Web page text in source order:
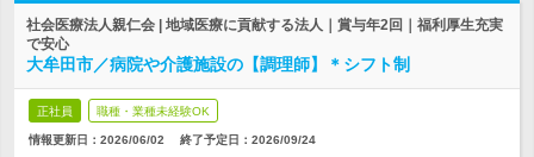
社会医療法人親仁会 | 地域医療に貢献する法人｜賞与年2回｜福利厚生充実
で安心
大牟田市／病院や介護施設の【調理師】＊シフト制
正社員 職種・業種未経験OK
情報更新日：2026/06/02 終了予定日： 2026/09/24